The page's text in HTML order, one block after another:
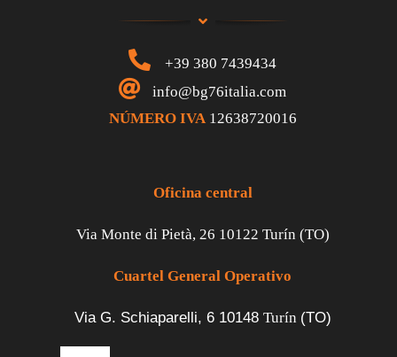
+39 380 7439434
info@bg76italia.com
NÚMERO IVA 12638720016
Oficina central
Via Monte di Pietà, 26 10122 Turín (TO)
Cuartel General Operativo
Via G. Schiaparelli, 6 10148 Turín (TO)